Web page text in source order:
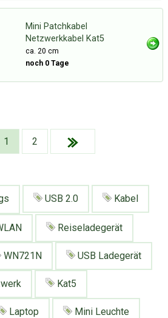
Mini Patchkabel
Netzwerkkabel Kat5
ca. 20 cm
noch 0 Tage
1 2
USB 2.0 Kabel
Reiseladegerät
WN721N USB Ladegerät
Kat5
Laptop Mini Leuchte